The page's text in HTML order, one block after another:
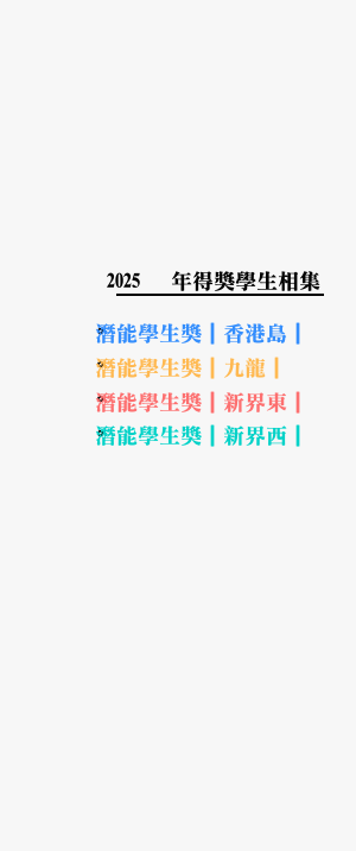
2025 年​得獎學生相集
。
潛能學生獎｜香港島｜
。
潛能學生獎｜九龍｜
。
潛能學生獎｜新界東｜
。
潛能學生獎｜新界西｜